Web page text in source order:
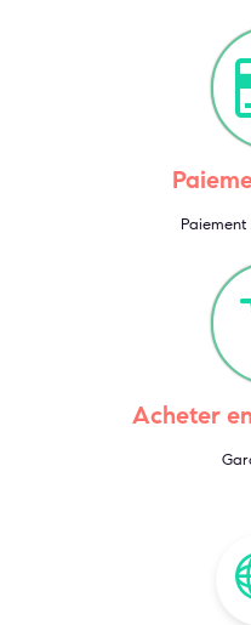
Paiement
Acheter